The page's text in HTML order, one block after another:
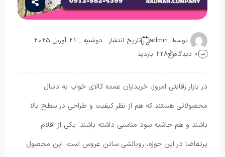
توسط :admin
تاریخ انتشار : دوشنبه , 21 آوریل 2025
0 دیدگاه
228 بازدید
در بازار رقابتی امروز، خریداران عمده کالای خواب به دنبال
محصولاتی هستند که هم از نظر کیفیت و طراحی در سطح بالا
باشند و هم حاشیه سود مناسبی داشته باشند. یکی از اقلام
پرتقاضا در این حوزه، روبالشی ساتن عروس است. این محصول